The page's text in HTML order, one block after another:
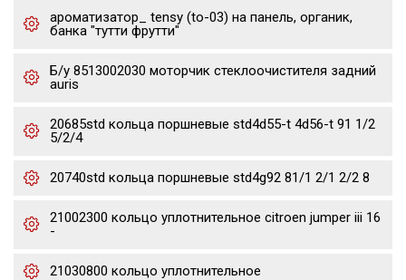
ароматизатор_ tensy (to-03) на панель, органик,
банка "тутти фрутти"
Б/у 8513002030 моторчик стеклоочистителя задний
auris
20685std кольца поршневые std4d55-t 4d56-t 91 1/2
5/2/4
20740std кольца поршневые std4g92 81/1 2/1 2/2 8
21002300 кольцо уплотнительное citroen jumper iii 16
-
21030800 кольцо уплотнительное